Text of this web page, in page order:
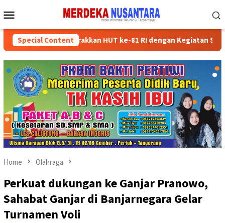
to
Menu
Special Content
Partai Semarakkan HUT ke-81 RI dengan Kegiatan Sosial
Home Olahraga
Perkuat dukungan ke Ganjar Pranowo,
Sahabat Ganjar di Banjarnegara Gelar
Turnamen Voli